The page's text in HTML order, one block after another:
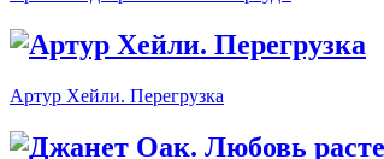
Артур Хейли. Перегрузка